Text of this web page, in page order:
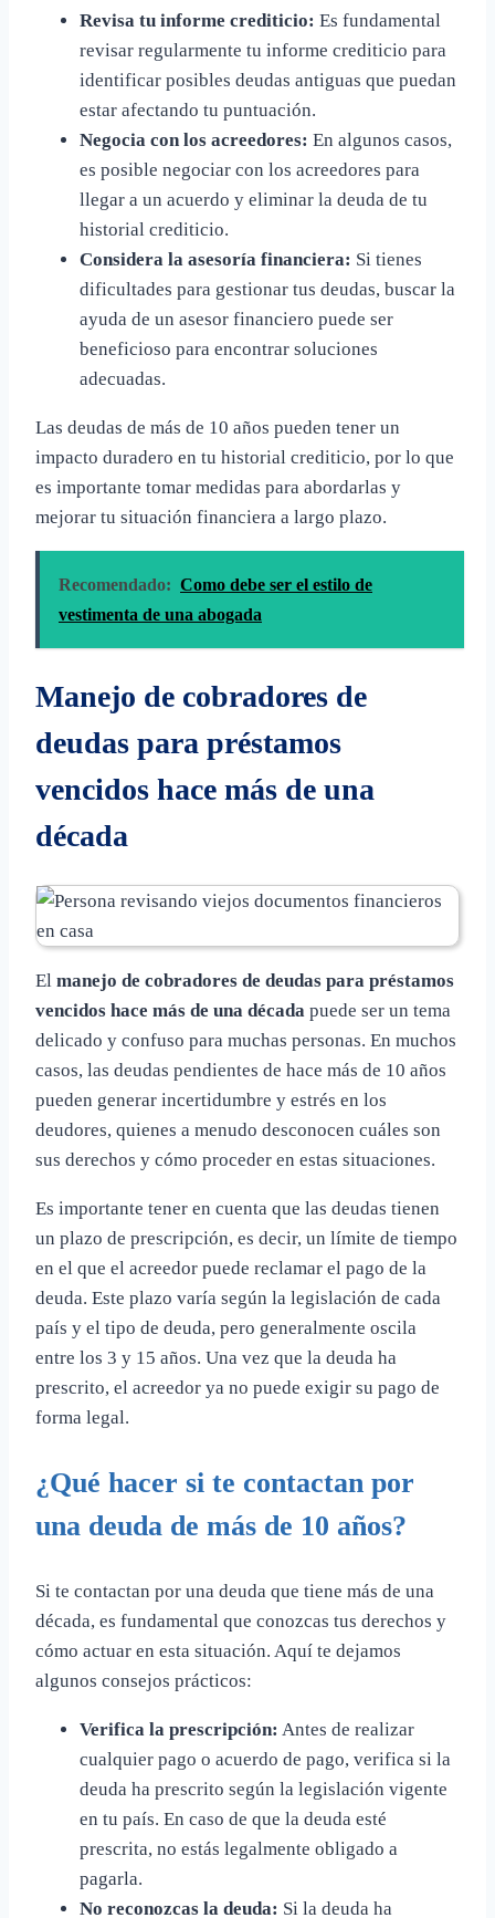
Revisa tu informe crediticio: Es fundamental
revisar regularmente tu informe crediticio para
identificar posibles deudas antiguas que puedan
estar afectando tu puntuación.
Negocia con los acreedores: En algunos casos,
es posible negociar con los acreedores para
llegar a un acuerdo y eliminar la deuda de tu
historial crediticio.
Considera la asesoría financiera: Si tienes
dificultades para gestionar tus deudas, buscar la
ayuda de un asesor financiero puede ser
beneficioso para encontrar soluciones
adecuadas.
Las deudas de más de 10 años pueden tener un
impacto duradero en tu historial crediticio, por lo que
es importante tomar medidas para abordarlas y
mejorar tu situación financiera a largo plazo.
Recomendado: Como debe ser el estilo de
vestimenta de una abogada
Manejo de cobradores de
deudas para préstamos
vencidos hace más de una
década
El manejo de cobradores de deudas para préstamos
vencidos hace más de una década puede ser un tema
delicado y confuso para muchas personas. En muchos
casos, las deudas pendientes de hace más de 10 años
pueden generar incertidumbre y estrés en los
deudores, quienes a menudo desconocen cuáles son
sus derechos y cómo proceder en estas situaciones.
Es importante tener en cuenta que las deudas tienen
un plazo de prescripción, es decir, un límite de tiempo
en el que el acreedor puede reclamar el pago de la
deuda. Este plazo varía según la legislación de cada
país y el tipo de deuda, pero generalmente oscila
entre los 3 y 15 años. Una vez que la deuda ha
prescrito, el acreedor ya no puede exigir su pago de
forma legal.
¿Qué hacer si te contactan por
una deuda de más de 10 años?
Si te contactan por una deuda que tiene más de una
década, es fundamental que conozcas tus derechos y
cómo actuar en esta situación. Aquí te dejamos
algunos consejos prácticos:
Verifica la prescripción: Antes de realizar
cualquier pago o acuerdo de pago, verifica si la
deuda ha prescrito según la legislación vigente
en tu país. En caso de que la deuda esté
prescrita, no estás legalmente obligado a
pagarla.
No reconozcas la deuda: Si la deuda ha